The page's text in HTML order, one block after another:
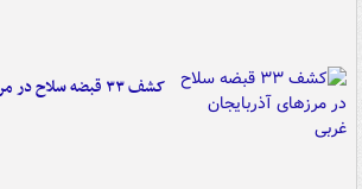
کشف ۳۳ قبضه سلاح در مرزهای آذربایجان غربی